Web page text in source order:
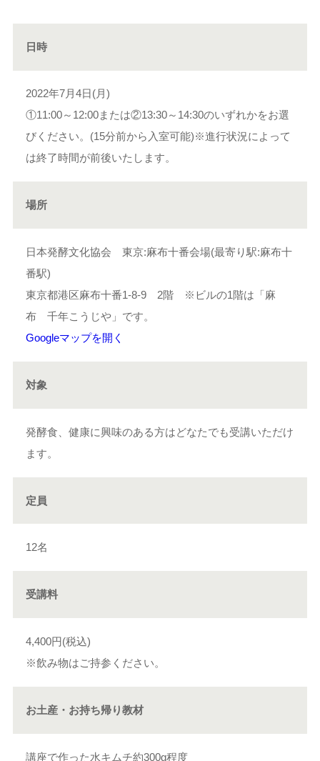
日時
2022年7月4日(月)
①11:00～12:00または②13:30～14:30のいずれかをお選
びください。(15分前から入室可能)※進行状況によって
は終了時間が前後いたします。
場所
日本発酵文化協会 東京:麻布十番会場(最寄り駅:麻布十
番駅)
東京都港区麻布十番1-8-9 2階 ※ビルの1階は「麻
布 千年こうじや」です。
Googleマップを開く
対象
発酵食、健康に興味のある方はどなたでも受講いただけ
ます。
定員
12名
受講料
4,400円(税込)
※飲み物はご持参ください。
お土産・お持ち帰り教材
講座で作った水キムチ約300g程度